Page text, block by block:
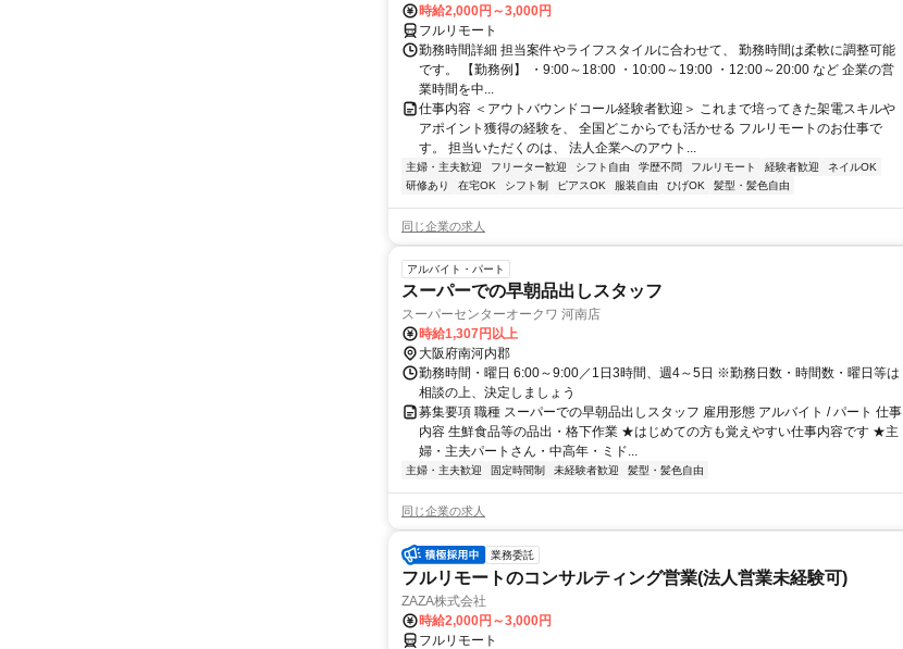
時給2,000円～3,000円
フルリモート
勤務時間詳細 担当案件やライフスタイルに合わせて、 勤務時間は柔軟に調整可能
です。 【勤務例】 ・9:00～18:00 ・10:00～19:00 ・12:00～20:00 など 企業の営
業時間を中...
仕事内容 ＜アウトバウンドコール経験者歓迎＞ これまで培ってきた架電スキルや
アポイント獲得の経験を、 全国どこからでも活かせる フルリモートのお仕事で
す。 担当いただくのは、 法人企業へのアウト...
主婦・主夫歓迎 フリーター歓迎 シフト自由 学歴不問 フルリモート 経験者歓迎
ネイルOK
研修あり
在宅OK シフト制 ピアスOK 服装自由 ひげOK 髪型・髪色自由
同じ企業の求人
アルバイト・パート
スーパーでの早朝品出しスタッフ
スーパーセンターオークワ 河南店
時給1,307円以上
大阪府南河内郡
勤務時間・曜日 6:00～9:00／1日3時間、週4～5日 ※勤務日数・時間数・曜日等は
相談の上、決定しましょう
募集要項 職種 スーパーでの早朝品出しスタッフ 雇用形態 アルバイト / パート 仕事
内容 生鮮食品等の品出・格下作業 ★はじめての方も覚えやすい仕事内容です ★主
婦・主夫パートさん・中高年・ミド...
主婦・主夫歓迎 固定時間制 未経験者歓迎 髪型・髪色自由
同じ企業の求人
業務委託
フルリモートのコンサルティング営業(法人営業未経験可)
ZAZA株式会社
時給2,000円～3,000円
フルリモート